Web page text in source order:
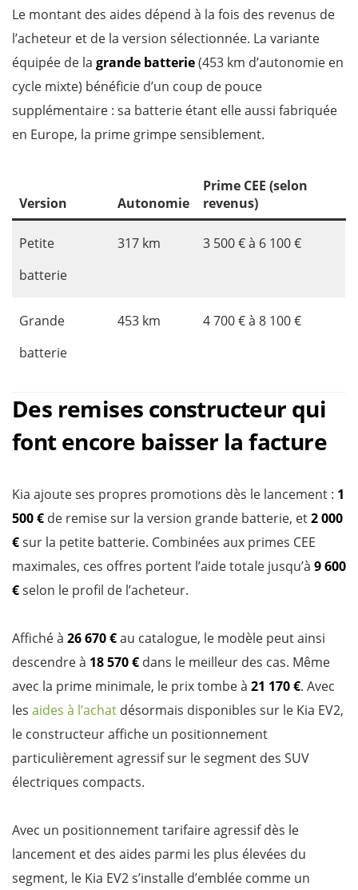
Le montant des aides dépend à la fois des revenus de
l’acheteur et de la version sélectionnée. La variante
équipée de la grande batterie(453 km d’autonomie en
cycle mixte) bénéficie d’un coup de pouce
supplémentaire : sa batterie étant elle aussi fabriquée
en Europe, la prime grimpe sensiblement.
Version Autonomie
Prime CEE (selon
revenus)
Petite
batterie
317 km 3 500 € à 6 100 €
Grande
batterie
453 km 4 700 € à 8 100 €
Des remises constructeur qui
font encore baisser la facture
Kia ajoute ses propres promotions dès le lancement : 1
500 € de remise sur la version grande batterie, et2 000
€sur la petite batterie. Combinées aux primes CEE
maximales, ces offres portent l’aide totale jusqu’à 9 600
€selon le profil de l’acheteur.
Affiché à 26 670 €au catalogue, le modèle peut ainsi
descendre à 18 570 € dans le meilleur des cas. Même
avec la prime minimale, le prix tombe à 21 170 €. Avec
les aides à l’achat désormais disponibles sur le Kia EV2,
le constructeur affiche un positionnement
particulièrement agressif sur le segment des SUV
électriques compacts.
Avec un positionnement tarifaire agressif dès le
lancement et des aides parmi les plus élevées du
segment, le Kia EV2 s’installe d’emblée comme un